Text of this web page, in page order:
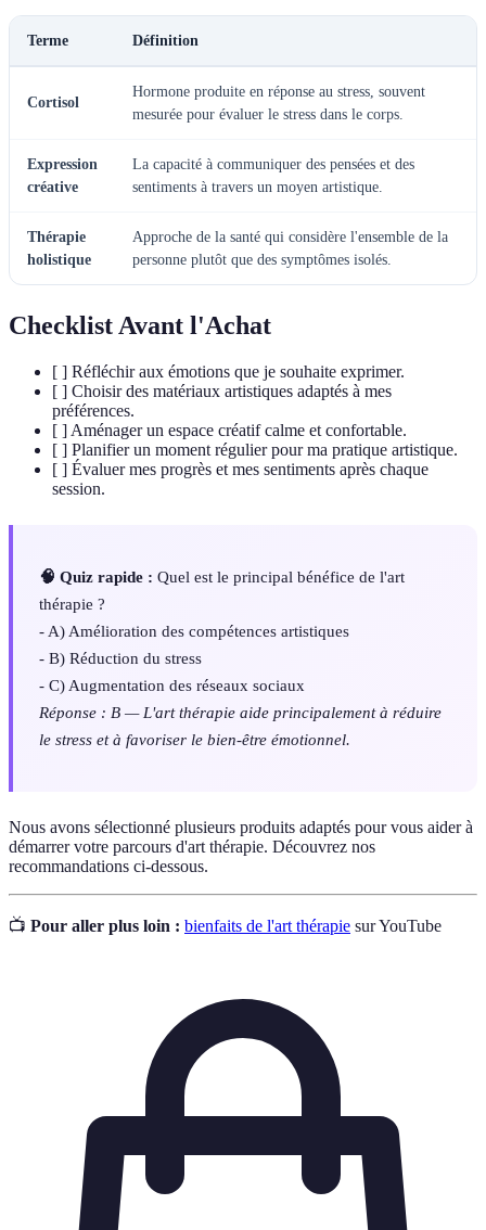
Terme Définition
Cortisol
Hormone produite en réponse au stress, souvent
mesurée pour évaluer le stress dans le corps.
Expression
créative
La capacité à communiquer des pensées et des
sentiments à travers un moyen artistique.
Thérapie
holistique
Approche de la santé qui considère l'ensemble de la
personne plutôt que des symptômes isolés.
Checklist Avant l'Achat
[ ] Réfléchir aux émotions que je souhaite exprimer.
[ ] Choisir des matériaux artistiques adaptés à mes
préférences.
[ ] Aménager un espace créatif calme et confortable.
[ ] Planifier un moment régulier pour ma pratique artistique.
[ ] Évaluer mes progrès et mes sentiments après chaque
session.
🧠 Quiz rapide : Quel est le principal bénéfice de l'art
thérapie ?
- A) Amélioration des compétences artistiques
- B) Réduction du stress
- C) Augmentation des réseaux sociaux
Réponse : B — L'art thérapie aide principalement à réduire
le stress et à favoriser le bien-être émotionnel.
Nous avons sélectionné plusieurs produits adaptés pour vous aider à
démarrer votre parcours d'art thérapie. Découvrez nos
recommandations ci-dessous.
📺 Pour aller plus loin : bienfaits de l'art thérapie sur YouTube